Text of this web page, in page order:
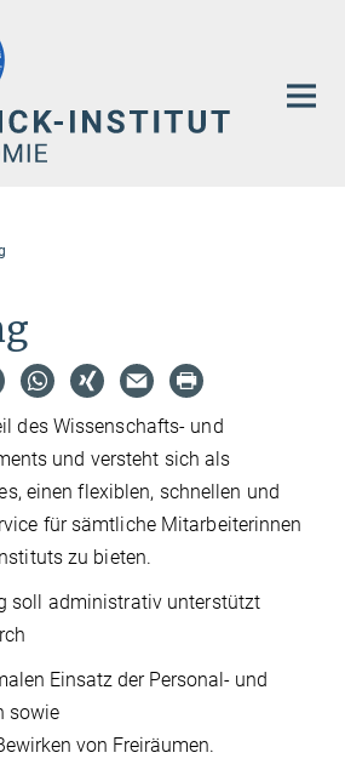
des Wissenschafts- und
und versteht sich als
einen flexiblen, schnellen und
für sämtliche Mitarbeiterinnen
zu bieten.
soll administrativ unterstützt
Einsatz der Personal- und
sowie
von Freiräumen.